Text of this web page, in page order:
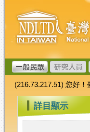
跳
到
主
要
內
容
臺
灣
博
碩
士
論
文
加
值
系
統
(216.73.217.51) 您好
::: 詳目顯示